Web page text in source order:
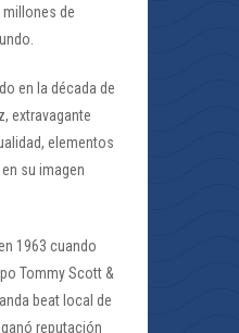
millones de
en la década de
extravagante
elementos
su imagen
1963 cuando
Tommy Scott &
beat local de
reputación